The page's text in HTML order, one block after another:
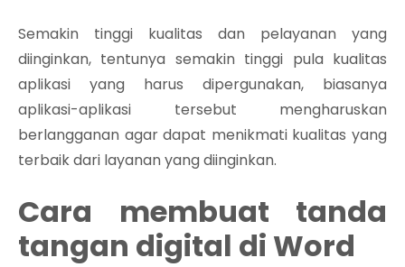
Semakin tinggi kualitas dan pelayanan yang
diinginkan, tentunya semakin tinggi pula kualitas
aplikasi yang harus dipergunakan, biasanya
aplikasi-aplikasi tersebut mengharuskan
berlangganan agar dapat menikmati kualitas yang
terbaik dari layanan yang diinginkan.
Cara membuat tanda
tangan digital di Word